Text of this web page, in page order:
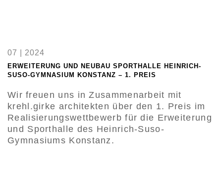
07 | 2024
ERWEITERUNG UND NEUBAU SPORTHALLE HEINRICH-
SUSO-GYMNASIUM KONSTANZ – 1. PREIS
Wir freuen uns in Zusammenarbeit mit
krehl.girke architekten über den 1. Preis im
Realisierungswettbewerb für die Erweiterung
und Sporthalle des Heinrich-Suso-
Gymnasiums Konstanz.